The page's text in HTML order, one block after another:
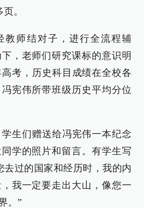
。
教师结对子，进行全流程辅
，老师们研究课标的意识明
高考，历史科目成绩在全校各
宪伟所带班级历史平均分位
生们赠送给冯宪伟一本纪念
学的照片和留言。有学生写
去过的国家和经历时，我的内
我一定要走出大山，像您一
。”